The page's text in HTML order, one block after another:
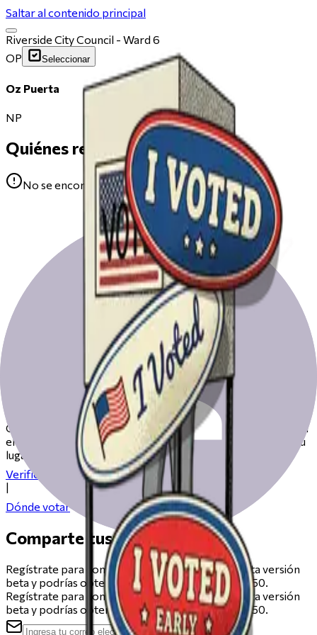
Saltar al contenido principal
Riverside City Council - Ward 6
OP
Seleccionar
Oz Puerta
NP
Quiénes respaldan
No se encontraron avales para Oz Puerta.
Prepárate para votar el día de las
elecciones
Consulta nuestros recursos para ayudarte a prepararte para
el día de las elecciones, desde registrarte hasta encontrar tu
lugar de votación.
Verifica tu registro
Dónde votar
Comparte tus comentarios
Regístrate para compartir comentarios sobre esta versión
beta y podrías obtener una tarjeta de regalo de $50.
Regístrate para compartir comentarios sobre esta versión
beta y podrías obtener una tarjeta de regalo de $50.